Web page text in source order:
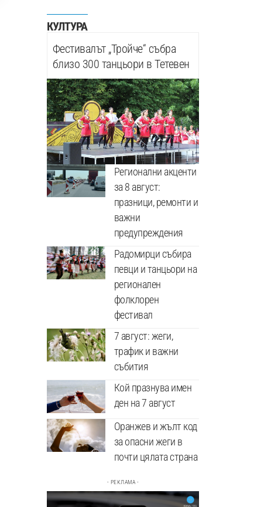
КУЛТУРА
Фестивалът „Тройче“ събра
близо 300 танцьори в Тетевен
Регионални акценти
за 8 август:
празници, ремонти и
важни
предупреждения
Радомирци събира
певци и танцьори на
регионален
фолклорен
фестивал
7 август: жеги,
трафик и важни
събития
Кой празнува имен
ден на 7 август
Оранжев и жълт код
за опасни жеги в
почти цялата страна
- РЕКЛАМА -